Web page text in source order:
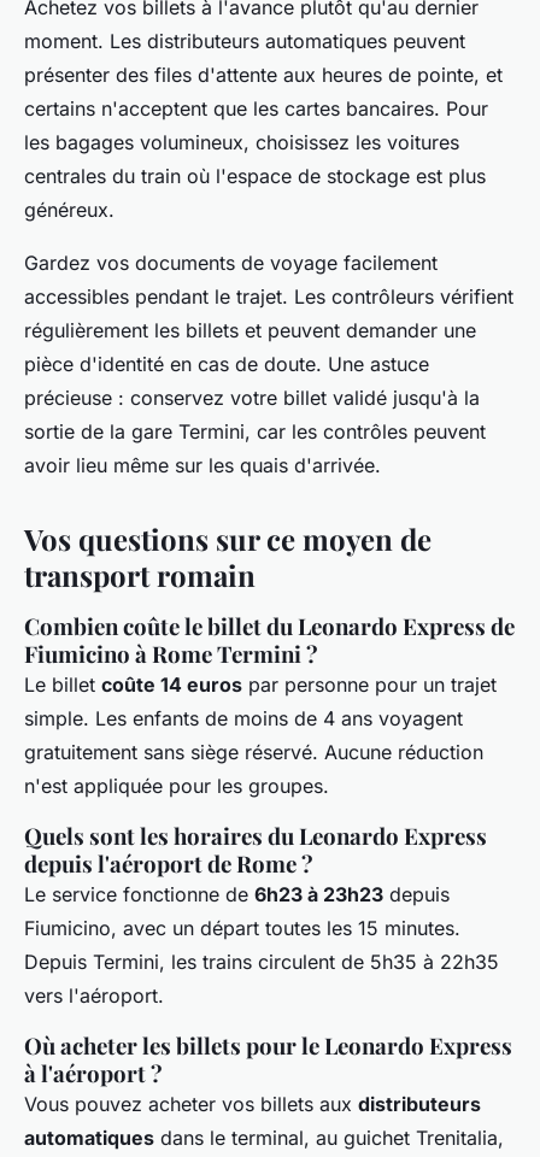
Achetez vos billets à l'avance plutôt qu'au dernier
moment. Les distributeurs automatiques peuvent
présenter des files d'attente aux heures de pointe, et
certains n'acceptent que les cartes bancaires. Pour
les bagages volumineux, choisissez les voitures
centrales du train où l'espace de stockage est plus
généreux.
Gardez vos documents de voyage facilement
accessibles pendant le trajet. Les contrôleurs vérifient
régulièrement les billets et peuvent demander une
pièce d'identité en cas de doute. Une astuce
précieuse : conservez votre billet validé jusqu'à la
sortie de la gare Termini, car les contrôles peuvent
avoir lieu même sur les quais d'arrivée.
Vos questions sur ce moyen de
transport romain
Combien coûte le billet du Leonardo Express de
Fiumicino à Rome Termini ?
Le billet coûte 14 euros par personne pour un trajet
simple. Les enfants de moins de 4 ans voyagent
gratuitement sans siège réservé. Aucune réduction
n'est appliquée pour les groupes.
Quels sont les horaires du Leonardo Express
depuis l'aéroport de Rome ?
Le service fonctionne de 6h23 à 23h23 depuis
Fiumicino, avec un départ toutes les 15 minutes.
Depuis Termini, les trains circulent de 5h35 à 22h35
vers l'aéroport.
Où acheter les billets pour le Leonardo Express
à l'aéroport ?
Vous pouvez acheter vos billets aux distributeurs
automatiques dans le terminal, au guichet Trenitalia,